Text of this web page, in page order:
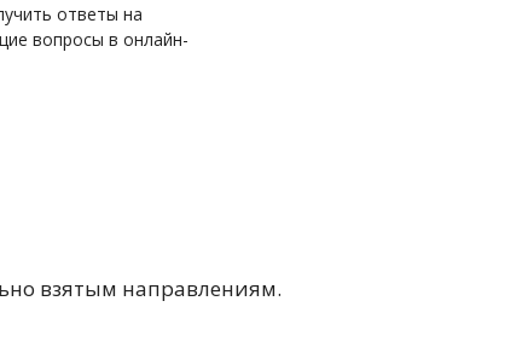
ответы на
вопросы в онлайн-
взятым направлениям.